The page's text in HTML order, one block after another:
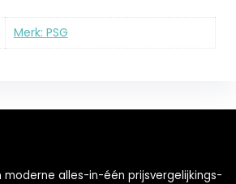
Merk: PSG
moderne alles-in-één prijsvergelijkings-